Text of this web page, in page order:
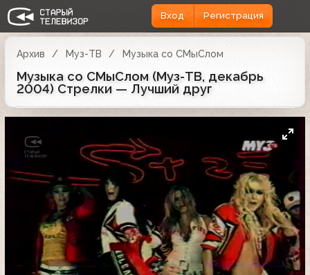
Вход Регистрация
Архив Муз-ТВ Музыка со СМыСлом
Музыка со СМыСлом (Муз-ТВ, декабрь
2004) Стрелки — Лучший друг